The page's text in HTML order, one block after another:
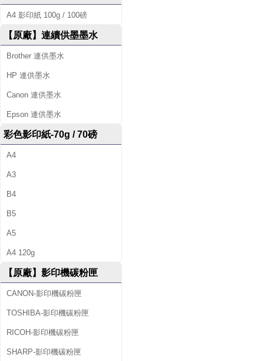
A4 影印紙 100g / 100磅
【原廠】連續供墨墨水
Brother 連供墨水
HP 連供墨水
Canon 連供墨水
Epson 連供墨水
彩色影印紙-70g / 70磅
A4
A3
B4
B5
A5
A4 120g
【原廠】影印機碳粉匣
CANON-影印機碳粉匣
TOSHIBA-影印機碳粉匣
RICOH-影印機碳粉匣
SHARP-影印機碳粉匣